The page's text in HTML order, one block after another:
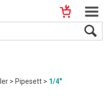
>Pipesett>1/4"